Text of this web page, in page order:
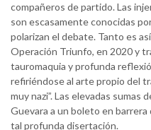
compañeros de partido. Las
son escasamente conocidas
polarizan el debate. Tanto es
Operación Triunfo, en 2020 y
tauromaquia y profunda
refiriéndose al arte propio del
muy nazi”. Las elevadas
Guevara a un boleto en
tal profunda disertación.